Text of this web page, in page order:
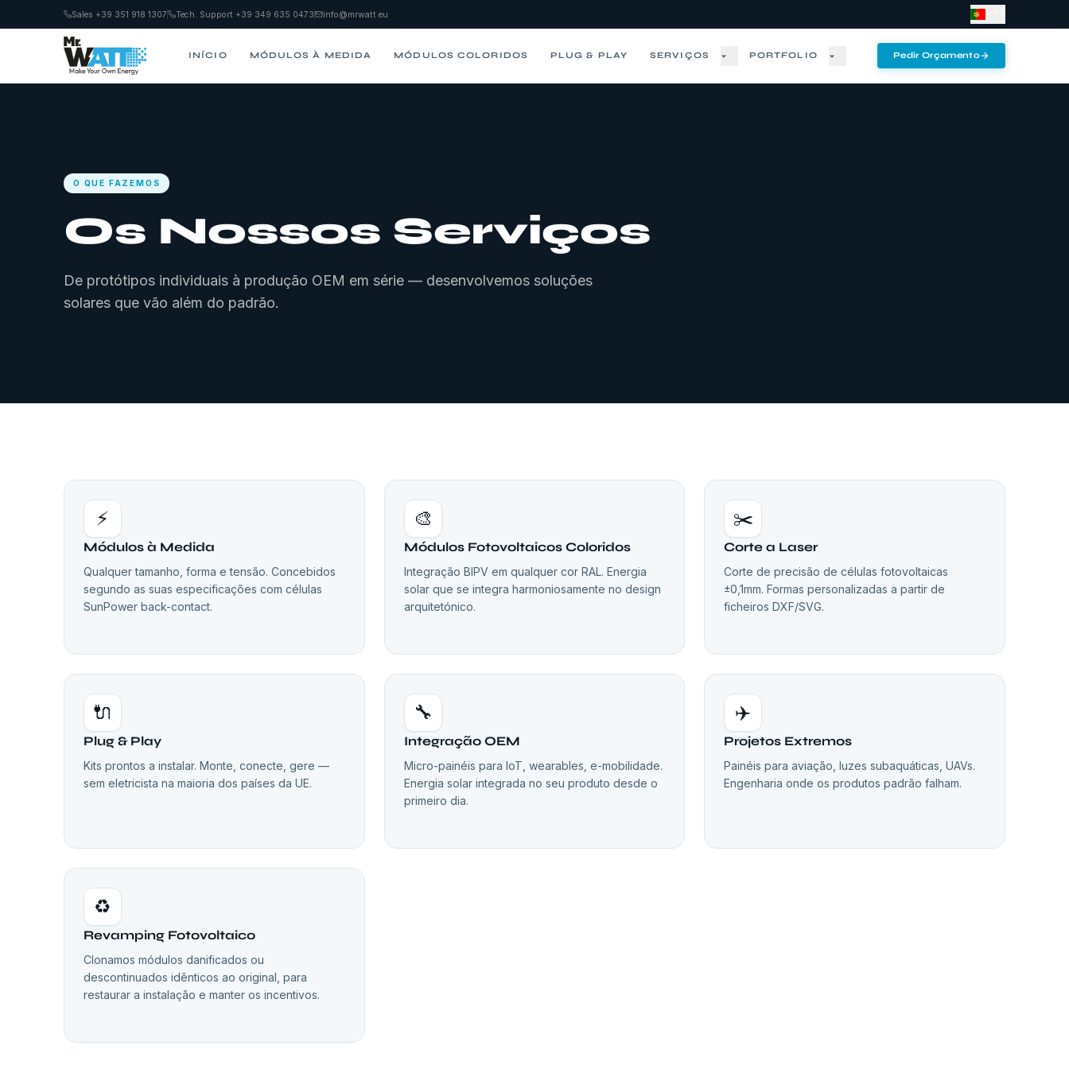
Sales +39 351 918 1307 Tech. Support +39 349 635 0473 info@mrwatt.eu
INÍCIO MÓDULOS À MEDIDA MÓDULOS COLORIDOS PLUG & PLAY SERVIÇOS PORTFOLIO Pedir Orçamento
O QUE FAZEMOS
Os Nossos Serviços
De protótipos individuais à produção OEM em série — desenvolvemos soluções
solares que vão além do padrão.
⚡
Módulos à Medida
Qualquer tamanho, forma e tensão. Concebidos
segundo as suas especificações com células
SunPower back-contact.
🎨
Módulos Fotovoltaicos Coloridos
Integração BIPV em qualquer cor RAL. Energia
solar que se integra harmoniosamente no design
arquitetónico.
✂️
Corte a Laser
Corte de precisão de células fotovoltaicas
±0,1mm. Formas personalizadas a partir de
ficheiros DXF/SVG.
🔌
Plug & Play
Kits prontos a instalar. Monte, conecte, gere —
sem eletricista na maioria dos países da UE.
🔧
Integração OEM
Micro-painéis para IoT, wearables, e-mobilidade.
Energia solar integrada no seu produto desde o
primeiro dia.
✈️
Projetos Extremos
Painéis para aviação, luzes subaquáticas, UAVs.
Engenharia onde os produtos padrão falham.
♻️
Revamping Fotovoltaico
Clonamos módulos danificados ou
descontinuados idênticos ao original, para
restaurar a instalação e manter os incentivos.